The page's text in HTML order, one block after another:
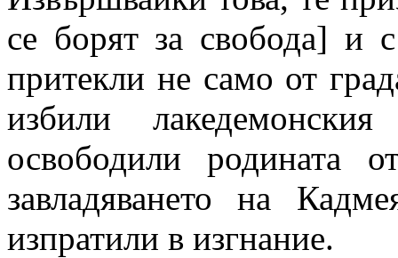
се борят за свобода] и
притекли не само от
избили
освободили родината
завладяването на
изпратили в изгнание.